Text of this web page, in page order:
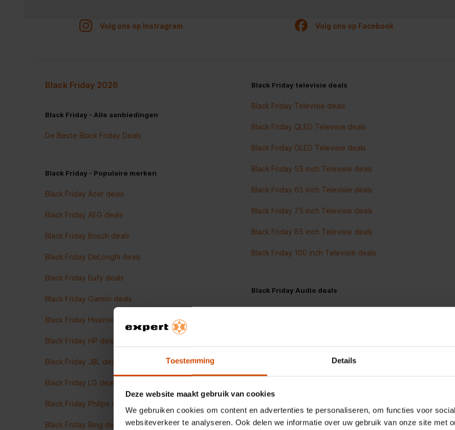
Toestemming Details
Deze website maakt gebruik van cookies
We gebruiken cookies om content en advertenties te personaliseren, om functies voor
websiteverkeer te analyseren. Ook delen we informatie over uw gebruik van onze site met
Volg ons op Instragram Volg ons op Facebook
Black Friday 2026
Black Friday - Alle aanbiedingen
De Beste Black Friday Deals
Black Friday - Populaire merken
Black Friday Acer deals
Black Friday AEG deals
Black Friday Bosch deals
Black Friday DeLonghi deals
Black Friday Eufy deals
Black Friday Garmin deals
Black Friday Hisense deals
Black Friday HP deals
Black Friday JBL deals
Black Friday LG deals
Black Friday Philips deals
Black Friday Ring deals
Black Friday televisie deals
Black Friday Televisie deals
Black Friday QLED Televisie deals
Black Friday OLED Televisie deals
Black Friday 55 inch Televisie deals
Black Friday 65 inch Televisie deals
Black Friday 75 inch Televisie deals
Black Friday 85 inch Televisie deals
Black Friday 100 inch Televisie deals
Black Friday Audio deals
Black Friday Oordopjes deals
Black Friday Koptelefoon deals
Alle Black Friday Audio deals